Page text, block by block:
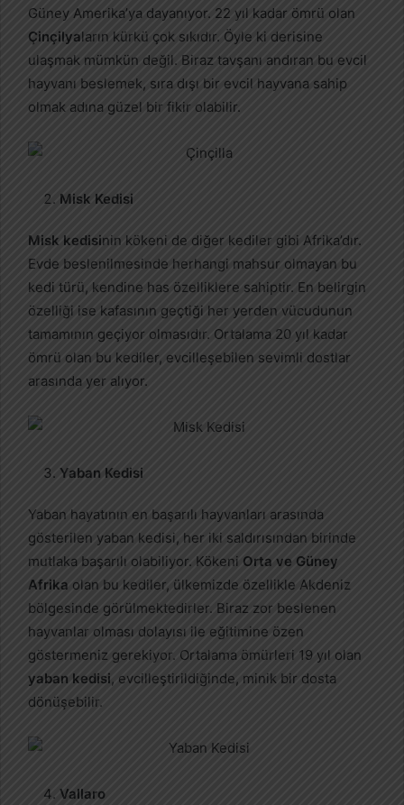
Güney Amerika’ya dayanıyor. 22 yıl kadar ömrü olan
Çinçilyaların kürkü çok sıkıdır. Öyle ki derisine
ulaşmak mümkün değil. Biraz tavşanı andıran bu evcil
hayvanı beslemek, sıra dışı bir evcil hayvana sahip
olmak adına güzel bir fikir olabilir.
Misk Kedisi
Misk kedisinin kökeni de diğer kediler gibi Afrika’dır.
Evde beslenilmesinde herhangi mahsur olmayan bu
kedi türü, kendine has özelliklere sahiptir. En belirgin
özelliği ise kafasının geçtiği her yerden vücudunun
tamamının geçiyor olmasıdır. Ortalama 20 yıl kadar
ömrü olan bu kediler, evcilleşebilen sevimli dostlar
arasında yer alıyor.
Yaban Kedisi
Yaban hayatının en başarılı hayvanları arasında
gösterilen yaban kedisi, her iki saldırısından birinde
mutlaka başarılı olabiliyor. Kökeni Orta ve Güney
Afrika olan bu kediler, ülkemizde özellikle Akdeniz
bölgesinde görülmektedirler. Biraz zor beslenen
hayvanlar olması dolayısı ile eğitimine özen
göstermeniz gerekiyor. Ortalama ömürleri 19 yıl olan
yaban kedisi, evcilleştirildiğinde, minik bir dosta
dönüşebilir.
Vallaro